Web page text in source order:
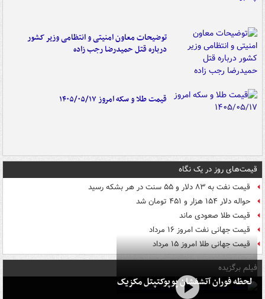
توضیحات معاون امنیتی و انتظامی وزیر کشور
درباره قتل حمیدرضا رجب زاده
قیمت طلا و سکه امروز ۱۴۰۵/۰۵/۱۷
قیمت‌های روز در یک نگاه
قیمت نفت به ۸۳ دلار و ۵۵ سنت در هر بشکه رسید
حواله دلار ۱۵۴ هزار و ۴۵۱ تومان شد
قیمت طلا صعودی ماند
قیمت جهانی نفت امروز ۱۶ مرداد
قیمت جهانی طلا امروز ۱۵ مرداد
فیلم برگزیده
لحظه فوران آتشفشان پوپوکتپتل مکزیک